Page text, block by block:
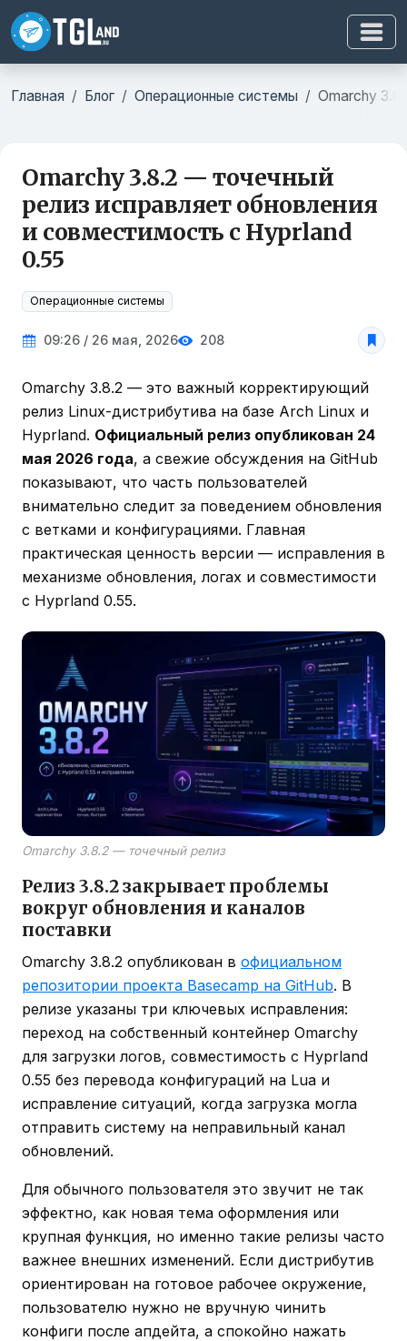
Главная Блог Операционные системы Omarchy
Omarchy 3.8.2 — точечный
релиз исправляет обновления
и совместимость с Hyprland
0.55
Операционные системы
09:26 / 26 мая, 2026 208
Omarchy 3.8.2 — это важный корректирующий
релиз Linux-дистрибутива на базе Arch Linux и
Hyprland. Официальный релиз опубликован 24
мая 2026 года, а свежие обсуждения на GitHub
показывают, что часть пользователей
внимательно следит за поведением обновления
с ветками и конфигурациями. Главная
практическая ценность версии — исправления в
механизме обновления, логах и совместимости
с Hyprland 0.55.
Omarchy 3.8.2 — точечный релиз
Релиз 3.8.2 закрывает проблемы
вокруг обновления и каналов
поставки
Omarchy 3.8.2 опубликован в официальном
репозитории проекта Basecamp на GitHub. В
релизе указаны три ключевых исправления:
переход на собственный контейнер Omarchy
для загрузки логов, совместимость с Hyprland
0.55 без перевода конфигураций на Lua и
исправление ситуаций, когда загрузка могла
отправить систему на неправильный канал
обновлений.
Для обычного пользователя это звучит не так
эффектно, как новая тема оформления или
крупная функция, но именно такие релизы часто
важнее внешних изменений. Если дистрибутив
ориентирован на готовое рабочее окружение,
пользователю нужно не вручную чинить
конфиги после апдейта, а спокойно нажать